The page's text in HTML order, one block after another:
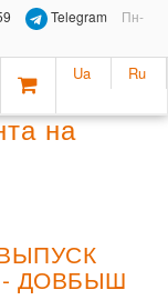
Telegram
Пн-
Ua Ru
на
- ДОВБЫШ